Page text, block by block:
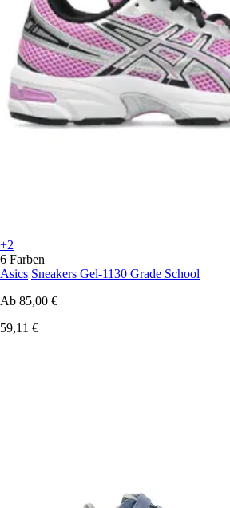
+2
6 Farben
Asics Sneakers Gel-1130 Grade School
Ab 85,00 €
59,11 €